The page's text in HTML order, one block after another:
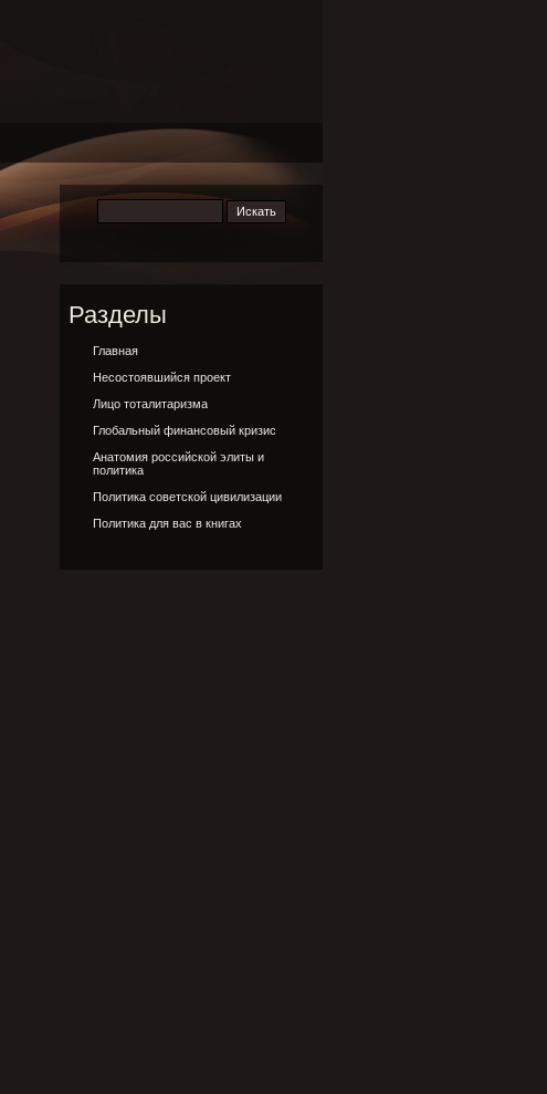
Разделы
Главная
Несостоявшийся проект
Лицо тоталитаризма
Глобальный финансовый кризис
Анатомия российской элиты и
политика
Политика советской цивилизации
Политика для вас в книгах